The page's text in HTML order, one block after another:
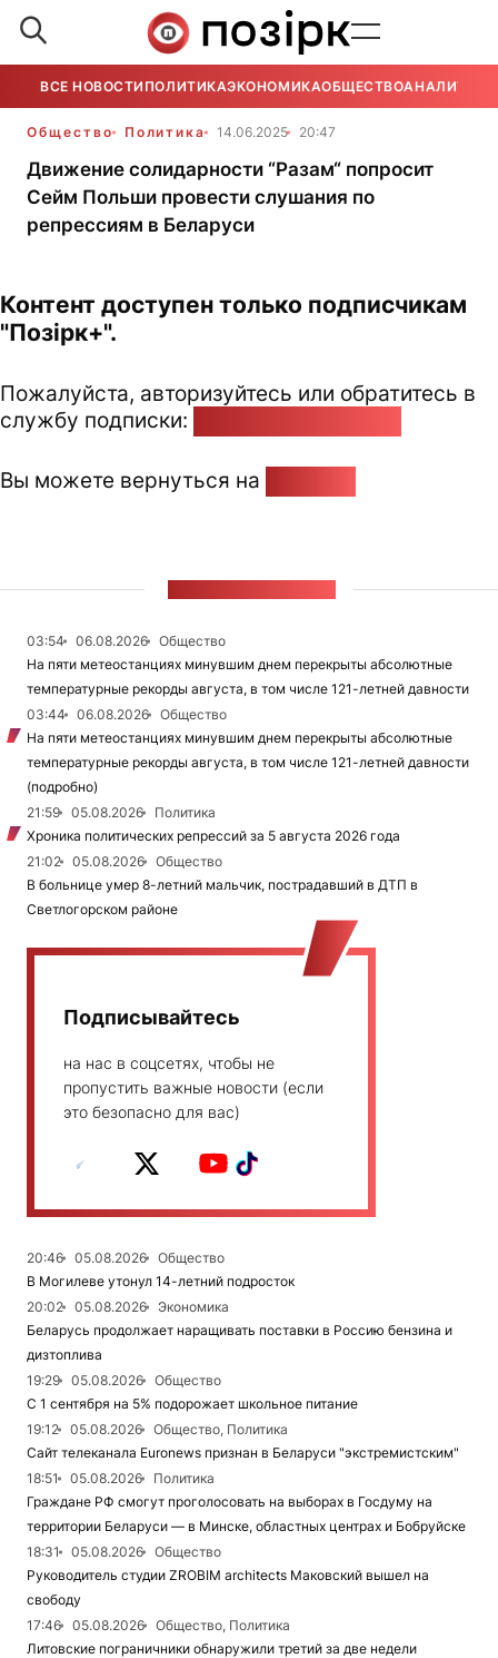
ВСЕ НОВОСТИ ПОЛИТИКАЭКОНОМИКАОБЩЕСТВОАНАЛИТИКА
Общество Политика 14.06.2025 20:47
Движение солидарности “Разам“ попросит
Сейм Польши провести слушания по
репрессиям в Беларуси
Контент доступен только подписчикам
"Позірк+".
Пожалуйста, авторизуйтесь или обратитесь в
службу подписки:
Вы можете вернуться на
03:54 06.08.2026
Общество
На пяти метеостанциях минувшим днем перекрыты абсолютные
температурные рекорды августа, в том числе 121-летней давности
03:44
06.08.2026
Общество
На пяти метеостанциях минувшим днем перекрыты абсолютные
температурные рекорды августа, в том числе 121-летней давности
(подробно)
21:59
05.08.2026
Политика
Хроника политических репрессий за 5 августа 2026 года
21:02
05.08.2026
Общество
В больнице умер 8-летний мальчик, пострадавший в ДТП в
Светлогорском районе
Подписывайтесь
на нас в соцсетях, чтобы не
пропустить важные новости (если
это безопасно для вас)
20:46 05.08.2026
Общество
В Могилеве утонул 14-летний подросток
20:02
05.08.2026
Экономика
Беларусь продолжает наращивать поставки в Россию бензина и
дизтоплива
19:29
05.08.2026
Общество
С 1 сентября на 5% подорожает школьное питание
19:12
05.08.2026
Общество, Политика
Сайт телеканала Euronews признан в Беларуси "экстремистским"
18:51
05.08.2026
Политика
Граждане РФ смогут проголосовать на выборах в Госдуму на
территории Беларуси — в Минске, областных центрах и Бобруйске
18:31
05.08.2026
Общество
Руководитель студии ZROBIM architects Маковский вышел на
свободу
17:46
05.08.2026
Общество, Политика
Литовские пограничники обнаружили третий за две недели